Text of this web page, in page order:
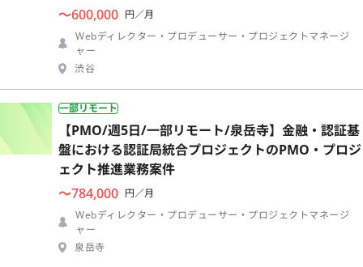
〜600,000 円／月
Webディレクター・プロデューサー・プロジェクトマネージ
ャー
渋谷
一部リモート
【PMO/週5日/一部リモート/泉岳寺】金融・認証基
盤における認証局統合プロジェクトのPMO・プロジ
ェクト推進業務案件
〜784,000 円／月
Webディレクター・プロデューサー・プロジェクトマネージ
ャー
泉岳寺